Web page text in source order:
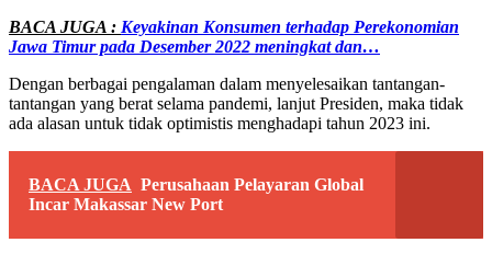
BACA JUGA : Keyakinan Konsumen terhadap Perekonomian
Jawa Timur pada Desember 2022 meningkat dan…
Dengan berbagai pengalaman dalam menyelesaikan tantangan-
tantangan yang berat selama pandemi, lanjut Presiden, maka tidak
ada alasan untuk tidak optimistis menghadapi tahun 2023 ini.
BACA JUGA Perusahaan Pelayaran Global
Incar Makassar New Port